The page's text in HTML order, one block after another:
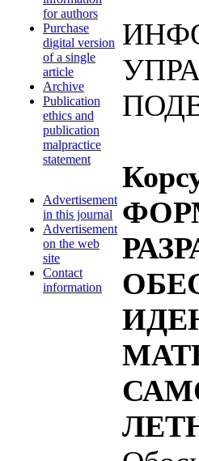
for authors
Purchase
digital version
of a single
article
Archive
Publication
ethics and
publication
malpractice
statement
Advertisement
in this journal
Advertisement
on the web
site
Contact
information